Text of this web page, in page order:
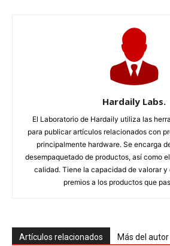
Hardaily Labs.
El Laboratorio de Hardaily utiliza las
para publicar artículos relacionados con
principalmente hardware. Se encarga
desempaquetado de productos, así como
calidad. Tiene la capacidad de valorar
premios a los productos que
Artículos relacionados Más del autor